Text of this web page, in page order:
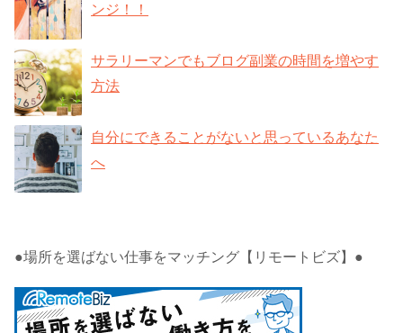
ンジ！！
サラリーマンでもブログ副業の時間を増やす
方法
自分にできることがないと思っているあなた
へ
●場所を選ばない仕事をマッチング【リモートビズ】●